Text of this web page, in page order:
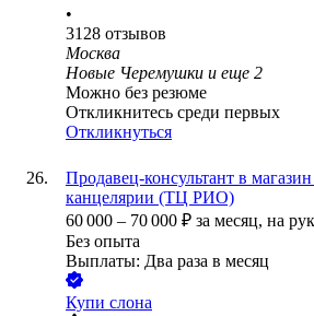
•
3128 отзывов
Москва
Новые Черемушки и еще 2
Можно без резюме
Откликнитесь среди первых
Откликнуться
Продавец-консультант в
канцелярии (ТЦ РИО)
60 000 – 70 000 ₽ за месяц, на
Без опыта
Выплаты: Два раза в месяц
Купи слона